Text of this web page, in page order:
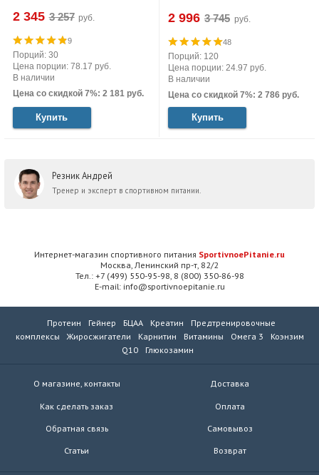
2 345 руб.
9
Порций: 30
Цена порции: 78.17 руб.
В наличии
Цена со скидкой 7%: 2 181 руб.
Купить
2 996 руб.
48
Порций: 120
Цена порции: 24.97 руб.
В наличии
Цена со скидкой 7%: 2 786 руб.
Купить
Резник Андрей
Тренер и эксперт в спортивном питании.
Интернет-магазин спортивного питания SportivnoePitanie.ru
Москва, Ленинский пр-т, 82/2
Тел.: +7 (499) 550-95-98, 8 (800) 350-86-98
E-mail: info@sportivnoepitanie.ru
Протеин Гейнер БЦАА Креатин
Предтренировочные
комплексы
Жиросжигатели Карнитин Витамины Омега 3
Коэнзим
Q10
Глюкозамин
О магазине, контакты
Как сделать заказ
Обратная связь
Статьи
Доставка
Оплата
Самовывоз
Возврат